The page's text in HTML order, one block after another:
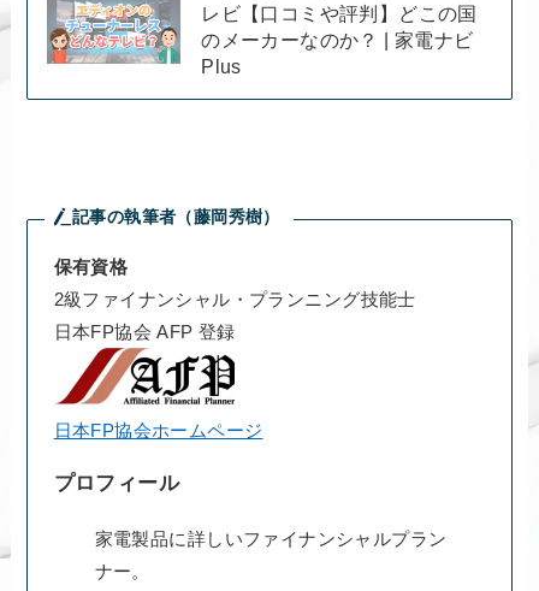
レビ【口コミや評判】どこの国
のメーカーなのか？ | 家電ナビ
Plus
記事の執筆者（藤岡秀樹）
保有資格
2級ファイナンシャル・プランニング技能士
日本FP協会 AFP 登録
日本FP協会ホームページ
プロフィール
家電製品に詳しいファイナンシャルプラン
ナー。